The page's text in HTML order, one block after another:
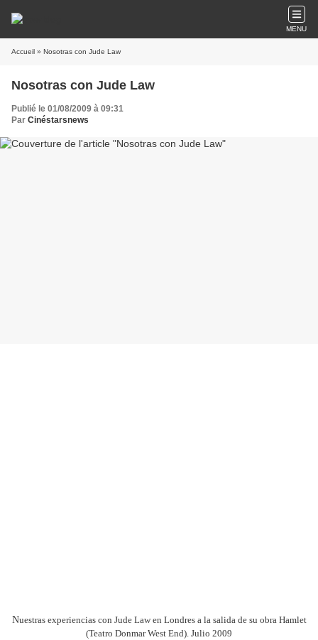
MENU
Accueil » Nosotras con Jude Law
Nosotras con Jude Law
Publié le 01/08/2009 à 09:31
Par Cinéstarsnews
Nuestras experiencias con Jude Law en Londres a la salida de su obra Hamlet
(Teatro Donmar West End). Julio 2009